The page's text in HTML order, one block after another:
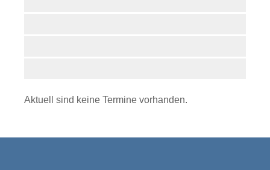
Aktuell sind keine Termine vorhanden.